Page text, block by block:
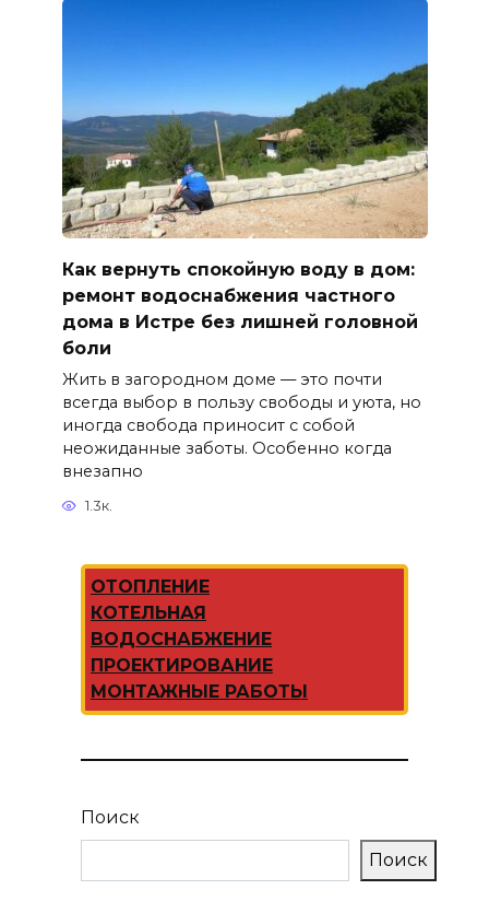
Как вернуть спокойную воду в дом:
ремонт водоснабжения частного
дома в Истре без лишней головной
боли
Жить в загородном доме — это почти
всегда выбор в пользу свободы и уюта, но
иногда свобода приносит с собой
неожиданные заботы. Особенно когда
внезапно
1.3к.
ОТОПЛЕНИЕ
КОТЕЛЬНАЯ
ВОДОСНАБЖЕНИЕ
ПРОЕКТИРОВАНИЕ
МОНТАЖНЫЕ РАБОТЫ
Поиск
Поиск